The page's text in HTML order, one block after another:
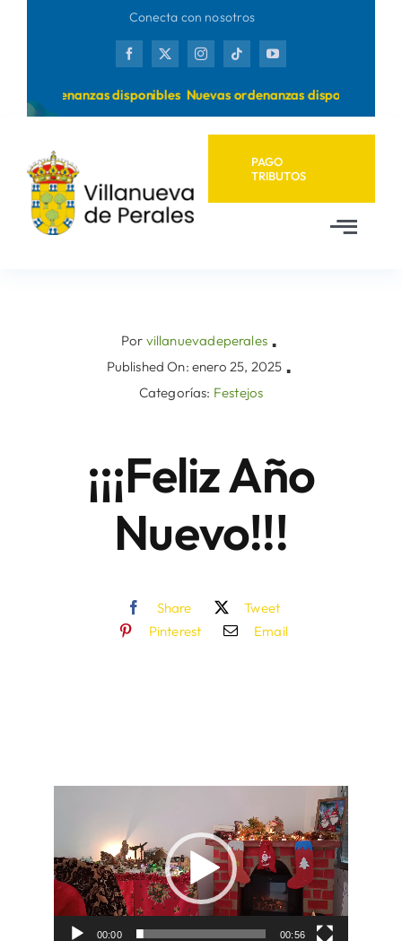
Conecta con nosotros
ordenanzas disponibles Nuevas ordenanzas disponibles
PAGO
TRIBUTOS
Ayuntamiento
Sede Electrónica
Por villanuevadeperales ▪
Published On: enero 25, 2025 ▪
Categorías: Festejos
¡¡¡Feliz Año
Nuevo!!!
Share
Tweet
Pinterest
Email
00:00 00:56